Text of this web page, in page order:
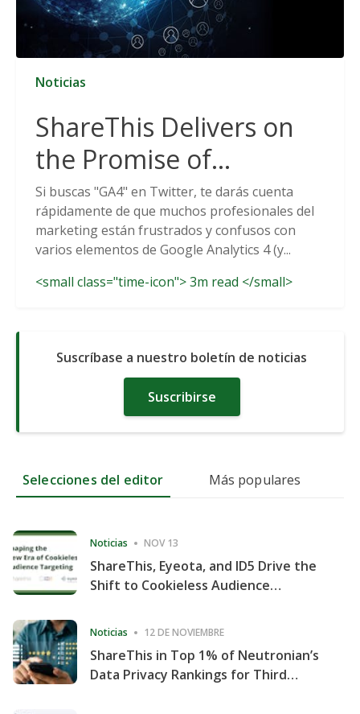
Noticias
ShareThis Delivers on
the Promise of
Cookieless Data
Solutions
Si buscas "GA4" en Twitter, te darás cuenta
rápidamente de que muchos profesionales del
marketing están frustrados y confusos con
varios elementos de Google Analytics 4 (y...
<small class="time-icon"> 3m read </small>
Suscríbase a nuestro boletín de noticias
Suscribirse
Selecciones del editor Más populares
Noticias NOV 13
ShareThis, Eyeota, and ID5 Drive the
Shift to Cookieless Audience
Noticias 12 DE NOVIEMBRE
ShareThis in Top 1% of Neutronian’s
Data Privacy Rankings for Third